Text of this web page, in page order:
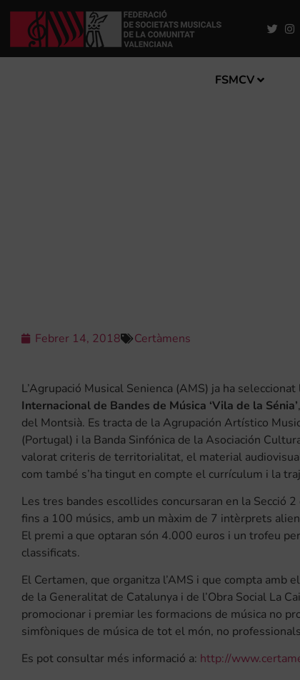
FSMCV
Febrer 14, 2018 Certàmens
L’Agrupació Musical Senienca (AMS) ja ha
Internacional de Bandes de Música ‘Vila de la Sénia’
del Montsià. Es tracta de la Agrupación Artístico
(Portugal) i la Banda Sinfónica de la Asociación
valorat criteris de territorialitat, el material
com també s’ha tingut en compte el currículum i la
Les tres bandes escollides concursaran en la Secció
fins a 100 músics, amb un màxim de 7 intèrprets
El premi a que optaran són 4.000 euros i un trofeu
classificats.
El Certamen, que organitza l’AMS i que compta amb
de la Generalitat de Catalunya i de l’Obra Social La
promocionar i premiar les formacions de música no
simfòniques de música de tot el món, no
Es pot consultar més informació a: http://